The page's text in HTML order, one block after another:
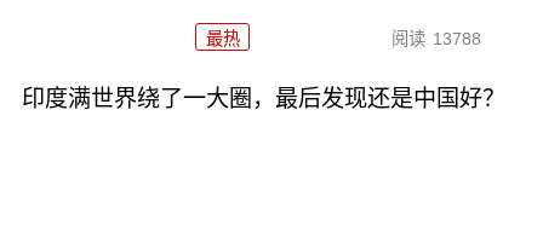
最热 阅读 13788
印度满世界绕了一大圈，最后发现还是中国好？